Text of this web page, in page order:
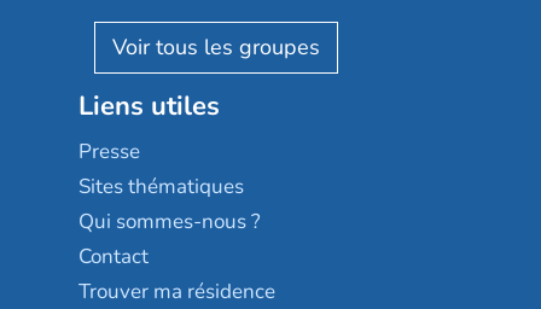
Reseda
Stella management
Les villages d'or
Sérénys
Résidences services Villa Médicis
Résidalya
Groupe aplus
AGE D'OR Services
Liens utiles
Presse
Sites thématiques
Qui sommes-nous ?
Contact
Trouver ma résidence